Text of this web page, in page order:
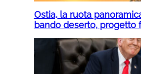
Ostia, la ruota
bando deserto, progetto